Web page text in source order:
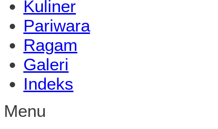
Kuliner
Pariwara
Ragam
Galeri
Indeks
Menu